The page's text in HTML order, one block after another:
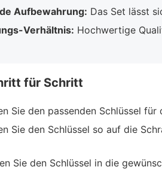
Aufbewahrung: Das Set lässt
Verhältnis: Hochwertige
für Schritt
Sie den passenden Schlüssel
Sie den Schlüssel so auf die
Sie den Schlüssel in die